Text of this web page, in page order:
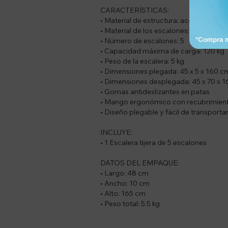
CARACTERÍSTICAS:
• Material de estructura: acero
• Material de los escalones: plástico
• Número de escalones: 5
• Capacidad máxima de carga: 120 kg
• Peso de la escalera: 5 kg
• Dimensiones plegada: 45 x 5 x 160
• Dimensiones desplegada: 45 x 70 x
• Gomas antideslizantes en patas
• Mango ergonómico con
• Diseño plegable y fácil de transportar
INCLUYE:
• 1 Escalera tijera de 5 escalones
DATOS DEL EMPAQUE:
• Largo: 48 cm
• Ancho: 10 cm
• Alto: 165 cm
• Peso total: 5.5 kg